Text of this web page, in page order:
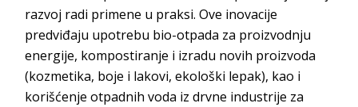
razvoj radi primene u praksi. Ove inovacije
predviđaju upotrebu bio-otpada za proizvodnju
energije, kompostiranje i izradu novih proizvoda
(kozmetika, boje i lakovi, ekološki lepak), kao i
korišćenje otpadnih voda iz drvne industrije za